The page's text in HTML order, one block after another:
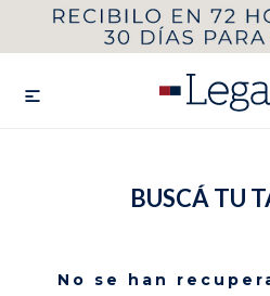

BUSCÁ TU
No se hanVER COLECCIÓN